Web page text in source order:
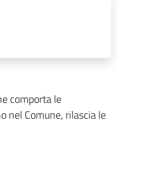
comporta le
nel Comune, rilascia le